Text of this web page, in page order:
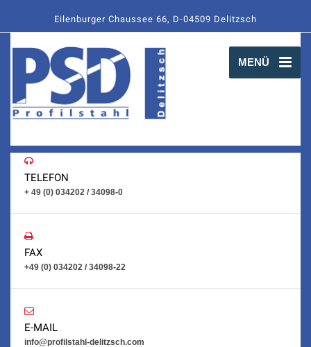
Eilenburger Chaussee 66, D-04509 Delitzsch
MENÜ
TELEFON
+ 49 (0) 034202 / 34098-0
FAX
+49 (0) 034202 / 34098-22
E-MAIL
info@profilstahl-delitzsch.com